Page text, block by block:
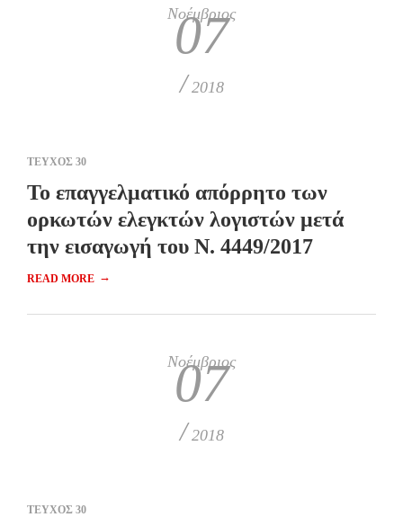
Νοέμβριος
07
/ 2018
ΤΕΥΧΟΣ 30
Το επαγγελματικό απόρρητο των
ορκωτών ελεγκτών λογιστών μετά
την εισαγωγή του Ν. 4449/2017
READ MORE →
Νοέμβριος
07
/ 2018
ΤΕΥΧΟΣ 30